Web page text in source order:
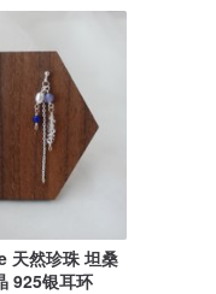
天然珍珠 坦桑
925银耳环